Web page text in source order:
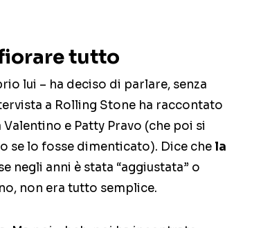
tutto
lui – ha deciso di parlare, senza
a Rolling Stone ha raccontato
e Patty Pravo (che poi si
se lo fosse dimenticato). Dice chela
negli anni è stata “aggiustata” o
non era tutto semplice.